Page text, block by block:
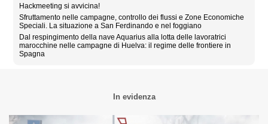
Hackmeeting si avvicina!
Sfruttamento nelle campagne, controllo dei flussi e Zone Economiche
Speciali. La situazione a San Ferdinando e nel foggiano
Dal respingimento della nave Aquarius alla lotta delle lavoratrici
marocchine nelle campagne di Huelva: il regime delle frontiere in
Spagna
In evidenza